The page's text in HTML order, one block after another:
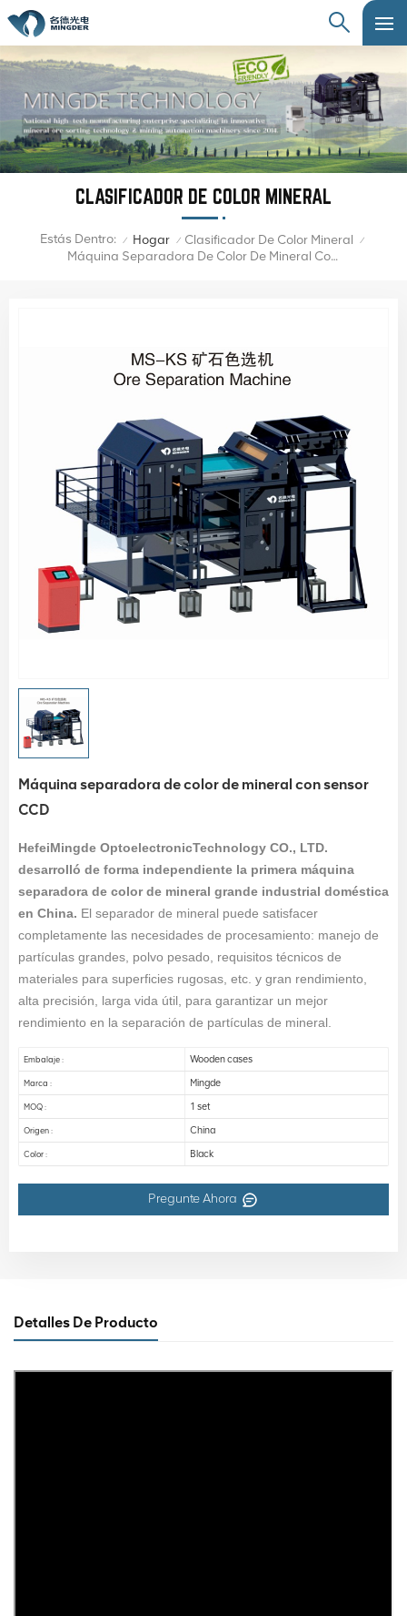
CLASIFICADOR DE COLOR MINERAL
Estás Dentro: / Hogar / Clasificador De Color Mineral /
Máquina Separadora De Color De Mineral Con Sensor CCD
Máquina separadora de color de mineral con sensor
CCD
HefeiMingde OptoelectronicTechnology CO., LTD.
desarrolló de forma independiente la primera máquina
separadora de color de mineral grande industrial doméstica
en China. El separador de mineral puede satisfacer
completamente las necesidades de procesamiento: manejo de
partículas grandes, polvo pesado, requisitos técnicos de
materiales para superficies rugosas, etc. y gran rendimiento,
alta precisión, larga vida útil, para garantizar un mejor
rendimiento en la separación de partículas de mineral.
Embalaje : Wooden cases
Marca : Mingde
MOQ : 1 set
Origen : China
Color : Black
Pregunte Ahora
Detalles De Producto